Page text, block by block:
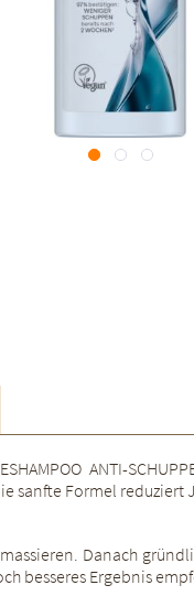
ANTI-
sanfte Formel reduziert
Danach
besseres Ergebnis